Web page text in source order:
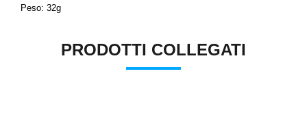
Peso: 32g
PRODOTTI COLLEGATI